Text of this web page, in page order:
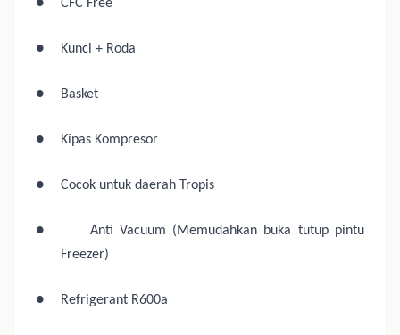
● CFC Free
● Kunci + Roda
● Basket
● Kipas Kompresor
● Cocok untuk daerah Tropis
●
Anti Vacuum (Memudahkan buka tutup pintu
Freezer)
● Refrigerant R600a